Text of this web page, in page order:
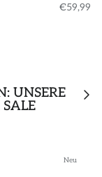
€59,99
UNSERE
Neu